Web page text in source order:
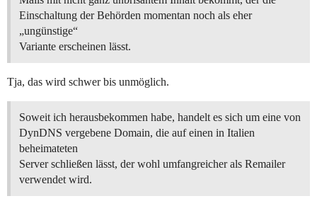
Einschaltung der Behörden momentan noch als eher
„ungünstige“
Variante erscheinen lässt.
Tja, das wird schwer bis unmöglich.
Soweit ich herausbekommen habe, handelt es sich um eine von
DynDNS vergebene Domain, die auf einen in Italien
beheimateten
Server schließen lässt, der wohl umfangreicher als Remailer
verwendet wird.